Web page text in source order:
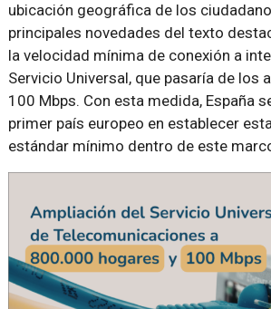
ubicación geográfica de los
principales novedades del texto
la velocidad mínima de conexión a
Servicio Universal, que pasaría de los
100 Mbps. Con esta medida, España
primer país europeo en establecer
estándar mínimo dentro de este